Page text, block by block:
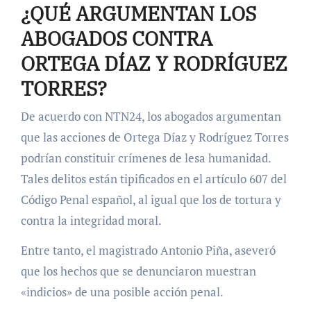
¿QUÉ ARGUMENTAN LOS
ABOGADOS CONTRA
ORTEGA DÍAZ Y RODRÍGUEZ
TORRES?
De acuerdo con NTN24, los abogados argumentan
que las acciones de Ortega Díaz y Rodríguez Torres
podrían constituir crímenes de lesa humanidad.
Tales delitos están tipificados en el artículo 607 del
Código Penal español, al igual que los de tortura y
contra la integridad moral.
Entre tanto, el magistrado Antonio Piña, aseveró
que los hechos que se denunciaron muestran
«indicios» de una posible acción penal.